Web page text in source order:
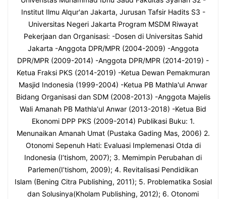
Institut Ilmu Alqur'an Jakarta, Jurusan Tafsir Hadits S3 -
Universitas Negeri Jakarta Program MSDM Riwayat
Pekerjaan dan Organisasi: -Dosen di Universitas Sahid
Jakarta -Anggota DPR/MPR (2004-2009) -Anggota
DPR/MPR (2009-2014) -Anggota DPR/MPR (2014-2019) -
Ketua Fraksi PKS (2014-2019) -Ketua Dewan Pemakmuran
Masjid Indonesia (1999-2004) -Ketua PB Mathla'ul Anwar
Bidang Organisasi dan SDM (2008-2013) -Anggota Majelis
Wali Amanah PB Mathla'ul Anwar (2013-2018) -Ketua Bid
Ekonomi DPP PKS (2009-2014) Publikasi Buku: 1.
Menunaikan Amanah Umat (Pustaka Gading Mas, 2006) 2.
Otonomi Sepenuh Hati: Evaluasi Implemenasi Otda di
Indonesia (I’tishom, 2007); 3. Memimpin Perubahan di
Parlemen(I’tishom, 2009); 4. Revitalisasi Pendidikan
Islam (Bening Citra Publishing, 2011); 5. Problematika Sosial
dan Solusinya(Kholam Publishing, 2012); 6. Otonomi